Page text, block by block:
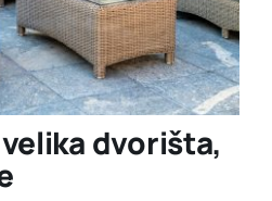
dvorišta,